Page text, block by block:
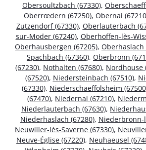
Obersoultzbach (67330),
Oberrœdern (67250), Obernai
Zutzendorf (67330), Oberlauterbach
sur-Moder (67240), Oberhoffen-lès-
Oberhausbergen (67205), Oberhaslach
Spachbach (67360), Oberbronn
(67230), Nothalten (67680), Nordhouse
(67520), Niedersteinbach (67510),
(67330), Niederschaeffolsheim
(67470), Niedernai (67210),
Niederlauterbach (67630),
Niederhaslach (67280), Niederbronn-
Neuwiller-lès-Saverne (67330),
Neuve-Église (67220), Neuhaeusel